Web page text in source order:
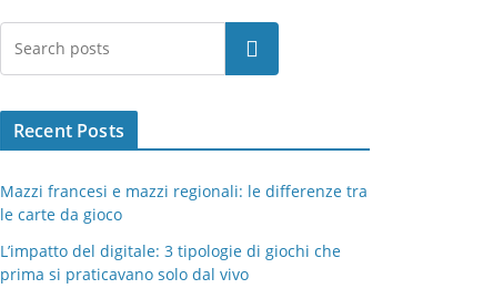
Cerca
Recent Posts
Mazzi francesi e mazzi regionali: le differenze tra
le carte da gioco
L’impatto del digitale: 3 tipologie di giochi che
prima si praticavano solo dal vivo